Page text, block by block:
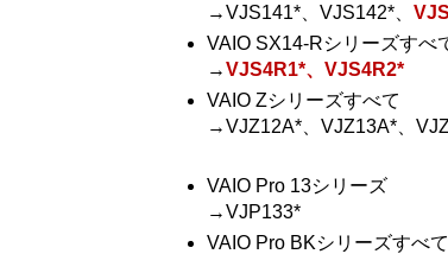
→VJS141*、VJS142*、
VAIO SX14-Rシリーズすべ
→VJS4R1*、VJS4R2*
VAIO Zシリーズすべて
→VJZ12A*、VJZ13A*、
VAIO Pro 13シリーズ
→VJP133*
VAIO Pro BKシリーズすべて